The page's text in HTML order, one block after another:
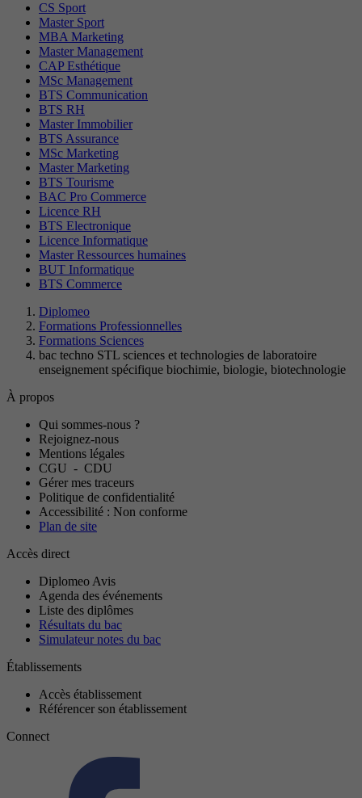
CS Sport
Master Sport
MBA Marketing
Master Management
CAP Esthétique
MSc Management
BTS Communication
BTS RH
Master Immobilier
BTS Assurance
MSc Marketing
Master Marketing
BTS Tourisme
BAC Pro Commerce
Licence RH
BTS Electronique
Licence Informatique
Master Ressources humaines
BUT Informatique
BTS Commerce
Diplomeo
Formations Professionnelles
Formations Sciences
bac techno STL sciences et technologies de laboratoire
enseignement spécifique biochimie, biologie, biotechnologie
À propos
Qui sommes-nous ?
Rejoignez-nous
Mentions légales
CGU - CDU
Gérer mes traceurs
Politique de confidentialité
Accessibilité : Non conforme
Plan de site
Accès direct
Diplomeo Avis
Agenda des événements
Liste des diplômes
Résultats du bac
Simulateur notes du bac
Établissements
Accès établissement
Référencer son établissement
Connect